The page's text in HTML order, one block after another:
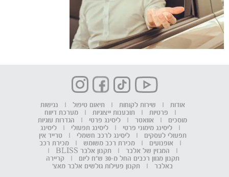
אודות | שירות לקוחות | תיאום טיפול |
נגישות
|
פרטיות | תובענות ייצוגיות |
מערכת דיווח
מוסכים
| אוואטר | ליסינג פרטי |
הגדרות עוגיות
|
ליסינג מימוני פרטי | ליסינג תפעולי |
ליסינג
תפעולי לעסקים
| ליסינג לרכב חשמלי |
טרייד אין
|
אופנועים | מכירת רכב משומש |
מכירת רכב
|
המגזין של אלבר | תקנון אלבר BLISS
|
תקנון מגוון רכבים החל מ-30 ש"ח ליום
|
קריירה
באלבר
| תקנון פעילות גולשים אלבר מאצ'